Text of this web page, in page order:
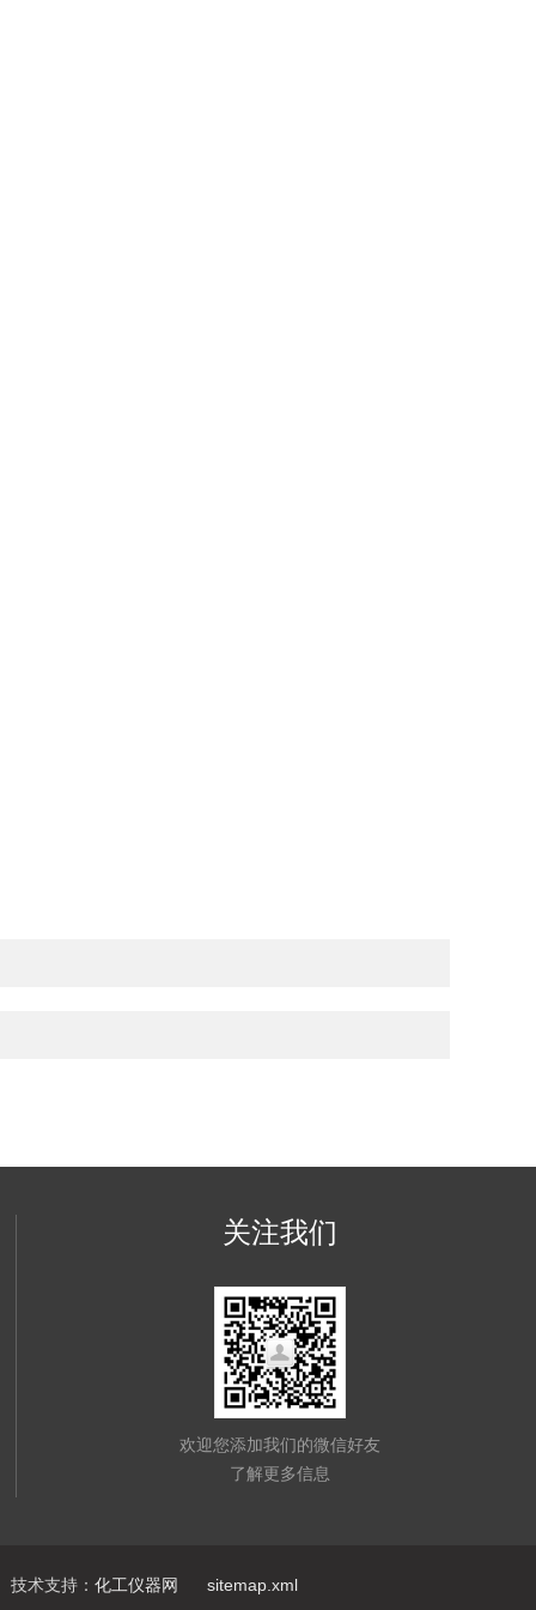
关注我们
欢迎您添加我们的微信好友
了解更多信息
支持： 化工仪器网 sitemap.xml